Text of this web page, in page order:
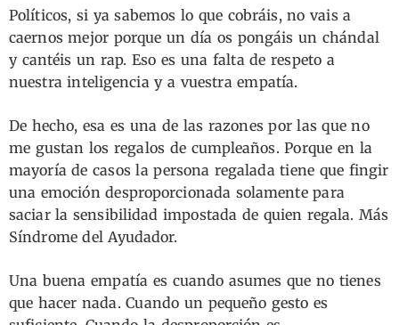
Políticos, si ya sabemos lo que cobráis, no vais a
caernos mejor porque un día os pongáis un chándal
y cantéis un rap. Eso es una falta de respeto a
nuestra inteligencia y a vuestra empatía.
De hecho, esa es una de las razones por las que no
me gustan los regalos de cumpleaños. Porque en la
mayoría de casos la persona regalada tiene que fingir
una emoción desproporcionada solamente para
saciar la sensibilidad impostada de quien regala. Más
Síndrome del Ayudador.
Una buena empatía es cuando asumes que no tienes
que hacer nada. Cuando un pequeño gesto es